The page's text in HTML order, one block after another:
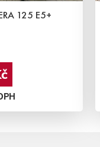
125 E5+